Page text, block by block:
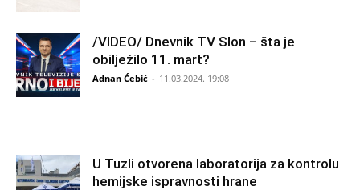
/VIDEO/ Dnevnik TV Slon – šta je
obilježilo 11. mart?
Adnan Ćebić - 11.03.2024. 19:08
U Tuzli otvorena laboratorija za kontrolu
hemijske ispravnosti hrane